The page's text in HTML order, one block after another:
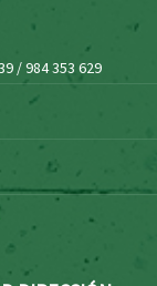
/ 984 353 629